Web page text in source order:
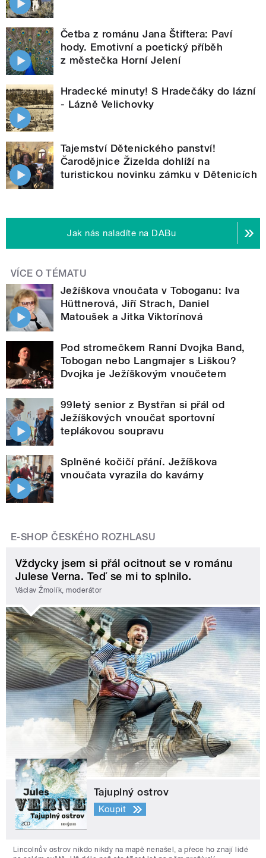
Četba z románu Jana Štiftera: Paví
hody. Emotivní a poetický příběh
z městečka Horní Jelení
Hradecké minuty! S Hradečáky do lázní
- Lázně Velichovky
Tajemství Dětenického panství!
Čarodějnice Žizelda dohlíží na
turistickou novinku zámku v Dětenicích
Jak nás naladíte na DABu
VÍCE O TÉMATU
Ježíškova vnoučata v Toboganu: Iva
Hüttnerová, Jiří Strach, Daniel
Matoušek a Jitka Viktorínová
Pod stromečkem Ranní Dvojka Band,
Tobogan nebo Langmajer s Liškou?
Dvojka je Ježíškovým vnoučetem
99letý senior z Bystřan si přál od
Ježíškových vnoučat sportovní
teplákovou soupravu
Splněné kočičí přání. Ježíškova
vnoučata vyrazila do kavárny
E-SHOP ČESKÉHO ROZHLASU
Vždycky jsem si přál ocitnout se v románu
Julese Verna. Teď se mi to splnilo.
Václav Žmolík, moderátor
Tajuplný ostrov
Koupit
Lincolnův ostrov nikdo nikdy na mapě nenašel, a přece ho znají lidé